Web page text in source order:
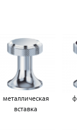
металлическая
вставка